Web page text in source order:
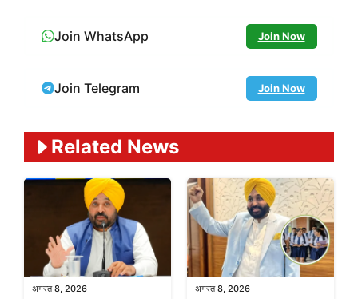
Join WhatsApp Join Now
Join Telegram Join Now
Related News
अगस्त 8, 2026 अगस्त 8, 2026